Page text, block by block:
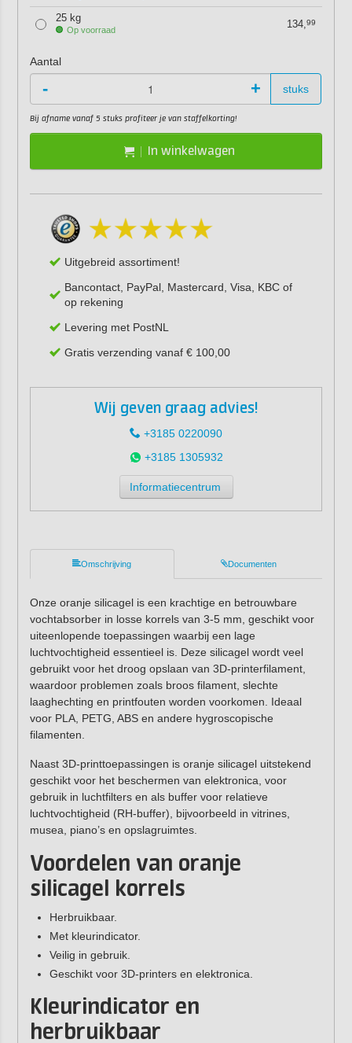
25 kg
Op voorraad 134,99
Aantal
- + stuks
Bij afname vanaf 5 stuks profiteer je van staffelkorting!
In winkelwagen
Uitgebreid assortiment!
Bancontact, PayPal, Mastercard, Visa, KBC of
op rekening
Levering met PostNL
Gratis verzending vanaf € 100,00
Wij geven graag advies!
+3185 0220090
+3185 1305932
Informatiecentrum
Omschrijving Documenten
Onze oranje silicagel is een krachtige en betrouwbare
vochtabsorber in losse korrels van 3-5 mm, geschikt voor
uiteenlopende toepassingen waarbij een lage
luchtvochtigheid essentieel is. Deze silicagel wordt veel
gebruikt voor het droog opslaan van 3D-printerfilament,
waardoor problemen zoals broos filament, slechte
laaghechting en printfouten worden voorkomen. Ideaal
voor PLA, PETG, ABS en andere hygroscopische
filamenten.
Naast 3D-printtoepassingen is oranje silicagel uitstekend
geschikt voor het beschermen van elektronica, voor
gebruik in luchtfilters en als buffer voor relatieve
luchtvochtigheid (RH-buffer), bijvoorbeeld in vitrines,
musea, piano’s en opslagruimtes.
Voordelen van oranje
silicagel korrels
Herbruikbaar.
Met kleurindicator.
Veilig in gebruik.
Geschikt voor 3D-printers en elektronica.
Kleurindicator en
herbruikbaar